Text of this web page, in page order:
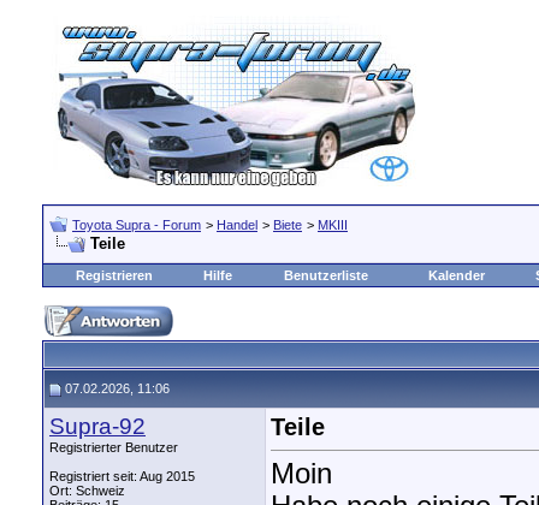
Toyota Supra - Forum > Handel > Biete > MKIII
Teile
Registrieren Hilfe Benutzerliste Kalender
07.02.2026, 11:06
Supra-92
Registrierter Benutzer
Registriert seit: Aug 2015
Ort: Schweiz
Teile
Moin